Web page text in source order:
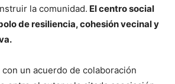
la comunidad. El centro social
de resiliencia, cohesión vecinal y
un acuerdo de colaboración